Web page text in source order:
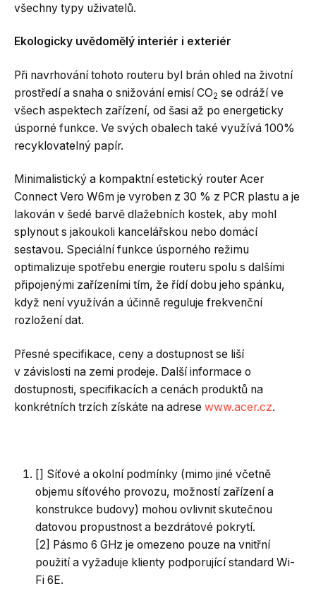
všechny typy uživatelů.
Ekologicky uvědomělý interiér i exteriér
Při navrhování tohoto routeru byl brán ohled na životní
prostředí a snaha o snižování emisí CO2 se odráží ve
všech aspektech zařízení, od šasi až po energeticky
úsporné funkce. Ve svých obalech také využívá 100%
recyklovatelný papír.
Minimalistický a kompaktní estetický router Acer
Connect Vero W6m je vyroben z 30 % z PCR plastu a je
lakován v šedé barvě dlažebních kostek, aby mohl
splynout s jakoukoli kancelářskou nebo domácí
sestavou. Speciální funkce úsporného režimu
optimalizuje spotřebu energie routeru spolu s dalšími
připojenými zařízeními tím, že řídí dobu jeho spánku,
když není využíván a účinně reguluje frekvenční
rozložení dat.
Přesné specifikace, ceny a dostupnost se liší
v závislosti na zemi prodeje. Další informace o
dostupnosti, specifikacích a cenách produktů na
konkrétních trzích získáte na adrese www.acer.cz.
[] Síťové a okolní podmínky (mimo jiné včetně
objemu síťového provozu, možností zařízení a
konstrukce budovy) mohou ovlivnit skutečnou
datovou propustnost a bezdrátové pokrytí.
[2] Pásmo 6 GHz je omezeno pouze na vnitřní
použití a vyžaduje klienty podporující standard Wi-
Fi 6E.